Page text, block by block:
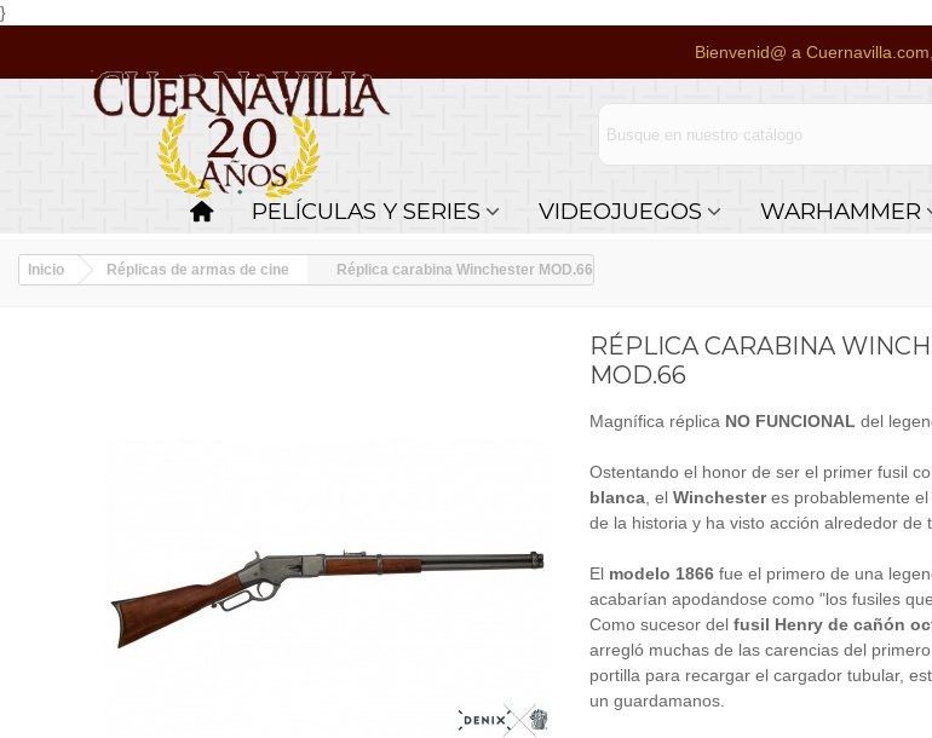
}
Bienvenid@ a
PELÍCULAS Y SERIES VIDEOJUEGOS WARHAMMER
Inicio Réplicas de armas de cine Réplica carabina Winchester MOD.66
RÉPLICA CARABINA
MOD.66
Magnífica réplica NO FUNCIONAL del
Ostentando el honor de ser el primer fusil
blanca, el Winchesteres probablemente el
de la historia y ha visto acción alrededor de
El modelo 1866fue el primero de una
acabarían apodandose como "los fusiles
Como sucesor del fusil Henry de cañón
arregló muchas de las carencias del
portilla para recargar el cargador tubular,
un guardamanos.